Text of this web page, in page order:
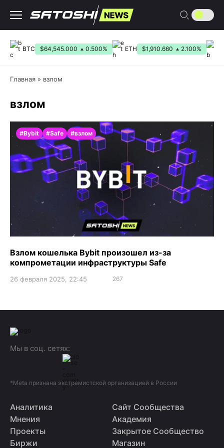
содержанию
BTC $64,545.000 0.500% ETH $1,910.660 2.100%
Главная » взлом
взлом
#Bybit #Safe #взлом
Взлом кошелька Bybit произошел из-за
компрометации инфраструктуры Safe
26 февраля 2025, 22:45 267
Мы в соц. сетях:
*Meta признана экстремистской организацией в России
Аналитика
Мнения
Проекты
Биржи
Сайт Сообщества
Академия
Закрытое Сообщество
Магазин